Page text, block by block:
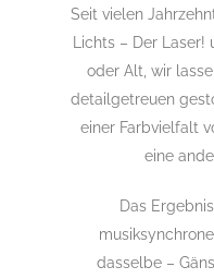
Seit vielen
Lichts – Der
oder Alt, wir
detailgetreuen
einer Farbvielfalt
eine
Das
dasselbe –